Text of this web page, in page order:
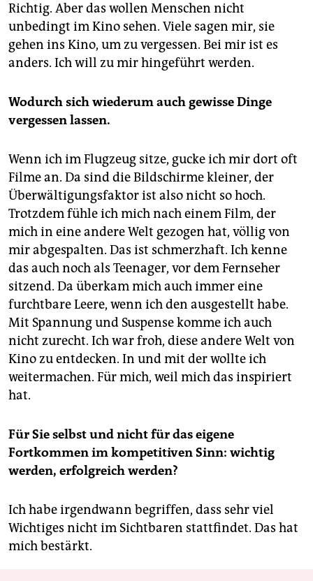
Richtig. Aber das wollen Menschen nicht
unbedingt im Kino sehen. Viele sagen mir, sie
gehen ins Kino, um zu vergessen. Bei mir ist es
anders. Ich will zu mir hingeführt werden.
Wodurch sich wiederum auch gewisse Dinge
vergessen lassen.
Wenn ich im Flugzeug sitze, gucke ich mir dort oft
Filme an. Da sind die Bildschirme kleiner, der
Überwältigungsfaktor ist also nicht so hoch.
Trotzdem fühle ich mich nach einem Film, der
mich in eine andere Welt gezogen hat, völlig von
mir abgespalten. Das ist schmerzhaft. Ich kenne
das auch noch als Teenager, vor dem Fernseher
sitzend. Da überkam mich auch immer eine
furchtbare Leere, wenn ich den ausgestellt habe.
Mit Spannung und Suspense komme ich auch
nicht zurecht. Ich war froh, diese andere Welt von
Kino zu entdecken. In und mit der wollte ich
weitermachen. Für mich, weil mich das inspiriert
hat.
Für Sie selbst und nicht für das eigene
Fortkommen im kompetitiven Sinn: wichtig
werden, erfolgreich werden?
Ich habe irgendwann begriffen, dass sehr viel
Wichtiges nicht im Sichtbaren stattfindet. Das hat
mich bestärkt.